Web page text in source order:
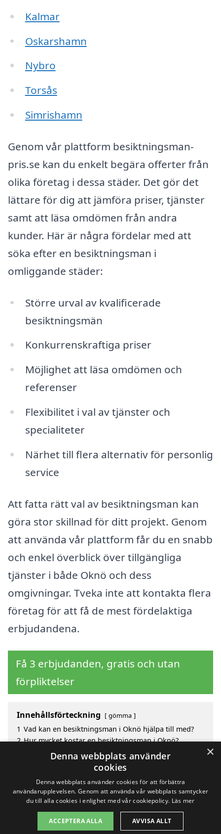
Kalmar
Oskarshamn
Nybro
Torsås
Simrishamn
Genom vår plattform besiktningsman-
pris.se kan du enkelt begära offerter från
olika företag i dessa städer. Det gör det
lättare för dig att jämföra priser, tjänster
samt att läsa omdömen från andra
kunder. Här är några fördelar med att
söka efter en besiktningsman i
omliggande städer:
Större urval av kvalificerade
besiktningsmän
Konkurrenskraftiga priser
Möjlighet att läsa omdömen och
referenser
Flexibilitet i val av tjänster och
specialiteter
Närhet till flera alternativ för personlig
service
Att fatta rätt val av besiktningsman kan
göra stor skillnad för ditt projekt. Genom
att använda vår plattform får du en snabb
och enkel överblick över tillgängliga
tjänster i både Oknö och dess
omgivningar. Tveka inte att kontakta flera
företag för att få de mest fördelaktiga
erbjudandena.
Få 3 erbjudanden, gratis och utan
förpliktelser
Innehållsförteckning gömma
1 Vad kan en besiktningsman i Oknö hjälpa till med?
2 Hur mycket kostar en besiktningsman i Oknö?
Fördelar med att välja besiktningsman i Oknö
Sök efter en skicklig besiktningsman i de omgivande
Copyright 2026 - Pilanto Aps
×
Denna webbplats använder
cookies
Denna webbplats använder cookies för att förbättra
användarupplevelsen. Genom att använda vår webbplats samtycker
du till alla cookies i enlighet med vår cookiepolicy. Läs mer
ACCEPTERA ALLA AVVISA ALLT